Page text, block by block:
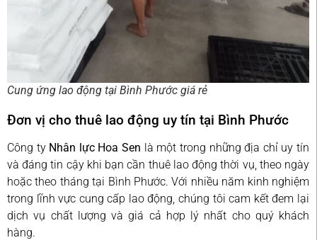
Cung ứng lao động tại Bình Phước giá rẻ
Đơn vị cho thuê lao động uy tín tại Bình Phước
Công ty Nhân lực Hoa Sen là một trong những địa chỉ uy tín
và đáng tin cậy khi bạn cần thuê lao động thời vụ, theo ngày
hoặc theo tháng tại Bình Phước. Với nhiều năm kinh nghiệm
trong lĩnh vực cung cấp lao động, chúng tôi cam kết đem lại
dịch vụ chất lượng và giá cả hợp lý nhất cho quý khách
hàng.